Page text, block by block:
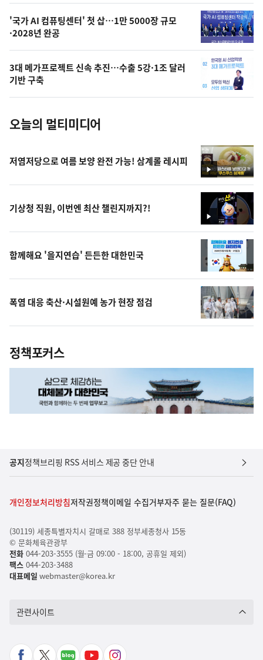
오
늘
의
사
진
'국가 AI 컴퓨팅센터' 첫 삽…1만 5000장 규모
·2028년 완공
3대 메가프로젝트 신속 추진…수출 5강·1조 달러
기반 구축
오늘의 멀티미디어
영
상
저염저당으로 여름 보양 완전 가능! 삼계롤 레시피
영
상
기상청 직원, 이번엔 최산 챌린지까지?!
함께해요 '을지연습' 든든한 대한민국
폭염 대응 축산·시설원예 농가 현장 점검
정책포커스
공지정책브리핑 RSS 서비스 제공 중단 안내
개인정보처리방침저작권정책이메일 수집거부자주 묻는 질문(FAQ)
(30119) 세종특별자치시 갈매로 388 정부세종청사 15동
© 문화체육관광부
전화044-203-3555 (월-금 09:00 - 18:00, 공휴일 제외)
팩스 044-203-3488
대표메일 webmaster@korea.kr
관련사이트